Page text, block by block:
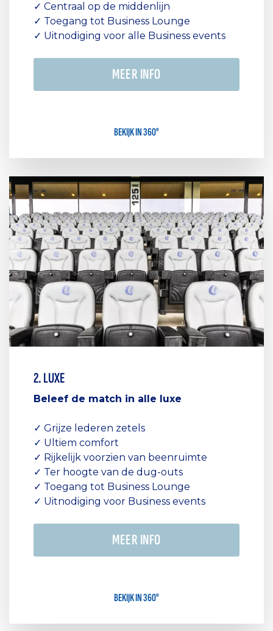
✓ Centraal op de middenlijn
✓ Toegang tot Business Lounge
✓ Uitnodiging voor alle Business events
MEER INFO
BEKIJK IN 360°
2. LUXE
Beleef de match in alle luxe
✓ Grijze lederen zetels
✓ Ultiem comfort
✓ Rijkelijk voorzien van beenruimte
✓ Ter hoogte van de dug-outs
✓ Toegang tot Business Lounge
✓ Uitnodiging voor Business events
MEER INFO
BEKIJK IN 360°